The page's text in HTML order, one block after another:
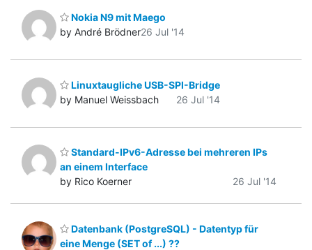
Nokia N9 mit Maego
by André Brödner26 Jul '14
Linuxtaugliche USB-SPI-Bridge
by Manuel Weissbach
26 Jul '14
Standard-IPv6-Adresse bei mehreren IPs
an einem Interface
by Rico Koerner
26 Jul '14
Datenbank (PostgreSQL) - Datentyp für
eine Menge (SET of ...) ??